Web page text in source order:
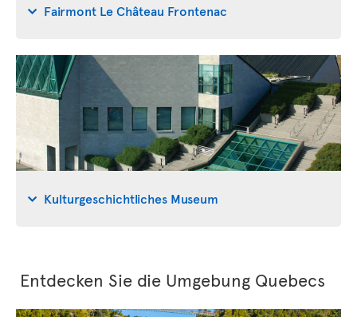
Fairmont Le Château Frontenac
Kulturgeschichtliches Museum
Entdecken Sie die Umgebung Quebecs